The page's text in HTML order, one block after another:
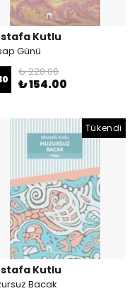
Kutlu
Günü
₺ 220.00
₺ 154.00
Tükendi
Kutlu
Bacak